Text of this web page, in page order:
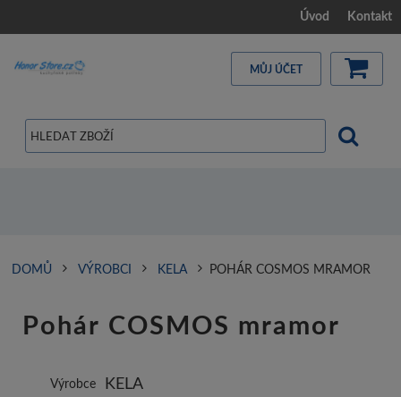
Úvod Kontakt
MŮJ ÚČET
DOMŮ VÝROBCI KELA POHÁR COSMOS MRAMOR
Pohár COSMOS mramor
Výrobce KELA